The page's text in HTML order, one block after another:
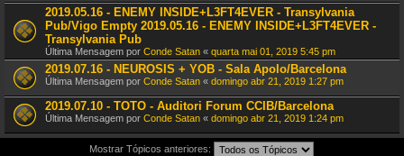
2019.05.16 - ENEMY INSIDE+L3FT4EVER - Transylvania
Pub/Vigo Empty 2019.05.16 - ENEMY INSIDE+L3FT4EVER -
Transylvania Pub
Última Mensagem por Conde Satan « quarta mai 01, 2019 5:45 pm
2019.07.16 - NEUROSIS + YOB - Sala Apolo/Barcelona
Última Mensagem por Conde Satan « domingo abr 21, 2019 1:27 pm
2019.07.10 - TOTO - Auditori Forum CCIB/Barcelona
Última Mensagem por Conde Satan « domingo abr 21, 2019 1:24 pm
Mostrar Tópicos anteriores: